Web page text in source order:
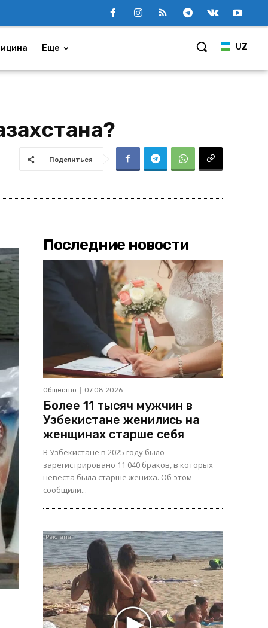
UZ
Еще
Поделиться
Последние новости
Общество 07.08.2026
Более 11 тысяч мужчин в
Узбекистане женились на
женщинах старше себя
В Узбекистане в 2025 году было
зарегистрировано 11 040 браков, в которых
невеста была старше жениха. Об этом
сообщили...